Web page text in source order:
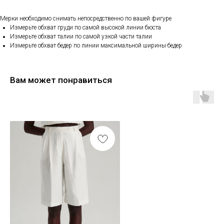
Мерки необходимо снимать непосредственно по вашей фигуре
Измерьте обхват груди по самой высокой линии бюста
Измерьте обхват талии по самой узкой части талии
Измерьте обхват бедер по линии максимальной ширины бедер
Вам может понравиться